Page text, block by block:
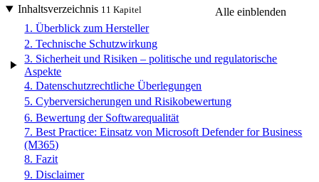
Inhaltsverzeichnis 11 Kapitel
1. Überblick zum Hersteller
2. Technische Schutzwirkung
3. Sicherheit und Risiken – politische und regulatorische
Aspekte
4. Datenschutzrechtliche Überlegungen
5. Cyberversicherungen und Risikobewertung
6. Bewertung der Softwarequalität
7. Best Practice: Einsatz von Microsoft Defender for Business
(M365)
8. Fazit
9. Disclaimer
Alle einblenden